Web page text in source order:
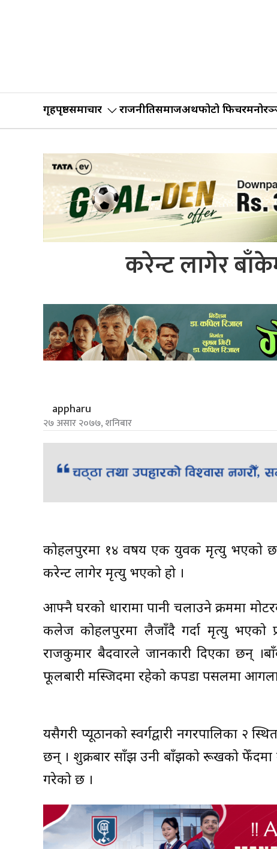
गृहपृष्ठसमाचार राजनीतिसमाजअर्थफोटो फिचर
करेन्ट लागेर
appharu
२७ असार २०७७, शनिबार
कोहलपुरमा १४ वर्षीय एक युवक मृत्यु भएको
करेन्ट लागेर मृत्यु भएको हो ।
आफ्नै घरको धारामा पानी चलाउने क्रममा
कलेज कोहलपुरमा लैजाँदै गर्दा मृत्यु भएको
राजकुमार बैदवारले जानकारी दिएका छन्
फूलबारी मस्जिदमा रहेको कपडा पसलमा
यसैगरी प्यूठानको स्वर्गद्वारी नगरपालिका २
छन् । शुक्रबार साँझ उनी बाँझको रूखको
गरेको छ ।